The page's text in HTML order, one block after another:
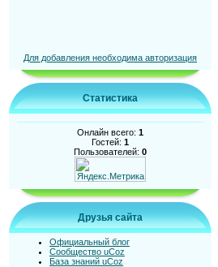
Для добавления необходима авторизация
Статистика
Онлайн всего: 1
Гостей: 1
Пользователей: 0
Друзья сайта
Официальный блог
Сообщество uCoz
База знаний uCoz